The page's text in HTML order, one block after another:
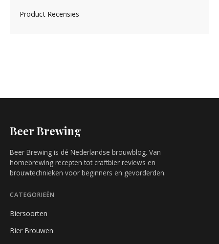
Product Recensies
Beer Brewing
Beer Brewing is dé Nederlandse brouwblog. Van
homebrewing recepten tot craftbier reviews en
brouwtechnieken voor beginners en gevorderden.
CATEGORIEËN
Biersoorten
Bier Brouwen